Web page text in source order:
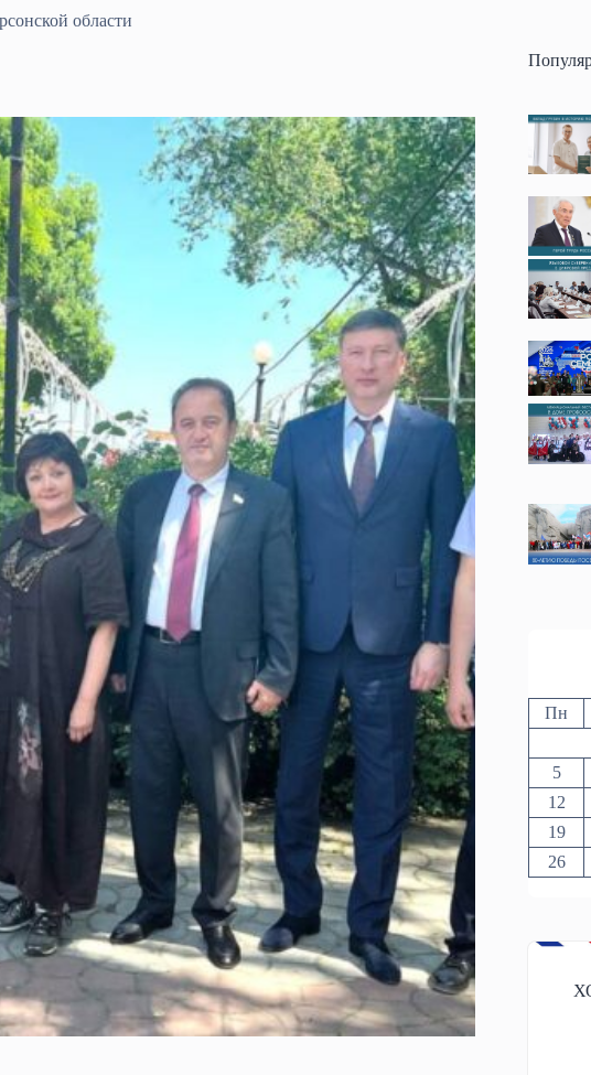
области
Пн
5
12
19
26